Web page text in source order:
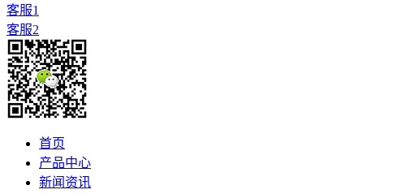
客服1
客服2
首页
产品中心
新闻资讯